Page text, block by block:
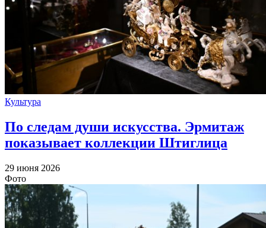
Культура
По следам души искусства. Эрмитаж
показывает коллекции Штиглица
29 июня 2026
Фото